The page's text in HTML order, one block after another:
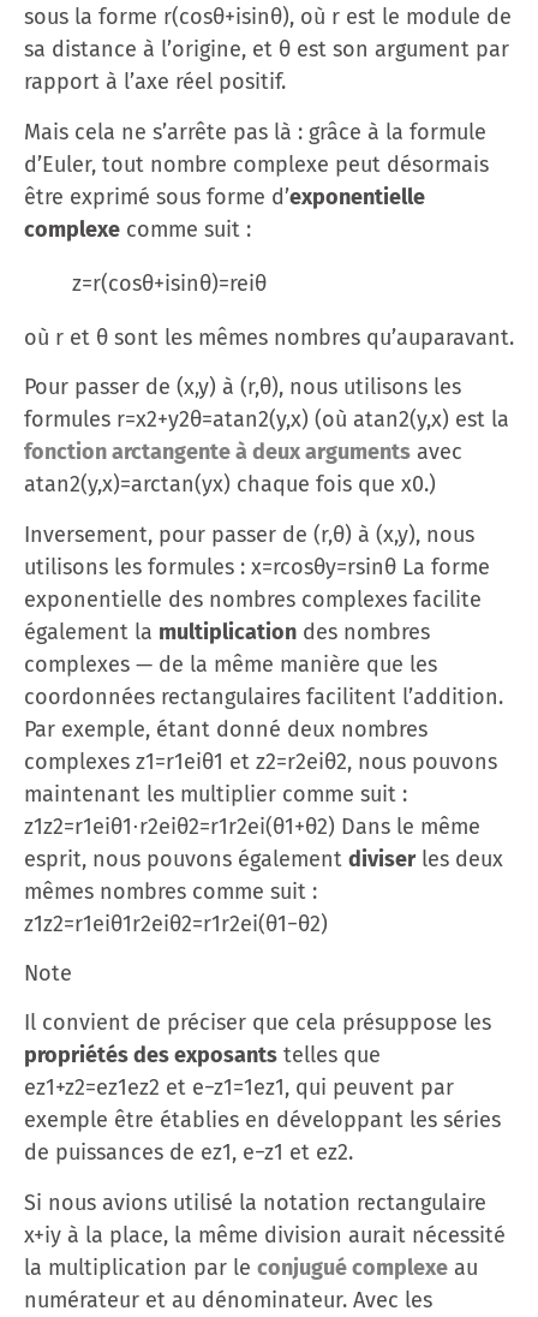
sous la forme r(cos⁡θ+isin⁡θ), où r est le module de
sa distance à l’origine, et θ est son argument par
rapport à l’axe réel positif.
Mais cela ne s’arrête pas là : grâce à la formule
d’Euler, tout nombre complexe peut désormais
être exprimé sous forme d’exponentielle
complexe comme suit :
z=r(cos⁡θ+isin⁡θ)=reiθ
où r et θ sont les mêmes nombres qu’auparavant.
Pour passer de (x,y) à (r,θ), nous utilisons les
formules r=x2+y2θ=atan2⁡(y,x) (où atan2⁡(y,x) est la
fonction arctangente à deux arguments avec
atan2⁡(y,x)=arctan⁡(yx) chaque fois que x0.)
Inversement, pour passer de (r,θ) à (x,y), nous
utilisons les formules : x=rcos⁡θy=rsin⁡θ La forme
exponentielle des nombres complexes facilite
également la multiplication des nombres
complexes — de la même manière que les
coordonnées rectangulaires facilitent l’addition.
Par exemple, étant donné deux nombres
complexes z1=r1eiθ1 et z2=r2eiθ2, nous pouvons
maintenant les multiplier comme suit :
z1z2=r1eiθ1⋅r2eiθ2=r1r2ei(θ1+θ2) Dans le même
esprit, nous pouvons également diviserles deux
mêmes nombres comme suit :
z1z2=r1eiθ1r2eiθ2=r1r2ei(θ1−θ2)
Note
Il convient de préciser que cela présuppose les
propriétés des exposants telles que
ez1+z2=ez1ez2 et e−z1=1ez1, qui peuvent par
exemple être établies en développant les séries
de puissances de ez1, e−z1 et ez2.
Si nous avions utilisé la notation rectangulaire
x+iy à la place, la même division aurait nécessité
la multiplication par le conjugué complexe au
numérateur et au dénominateur. Avec les